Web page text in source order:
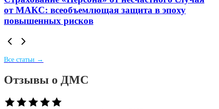
от МАКС: всеобъемлющая защита в эпоху
повышенных рисков
Все статьи →
Отзывы о ДМС